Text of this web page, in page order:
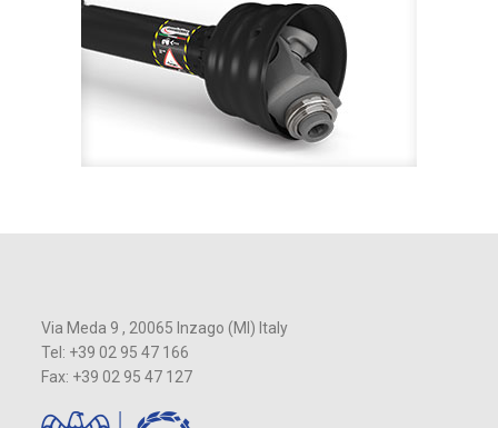
Via Meda 9 , 20065 Inzago (MI) Italy
Tel: +39 02 95 47 166
Fax: +39 02 95 47 127